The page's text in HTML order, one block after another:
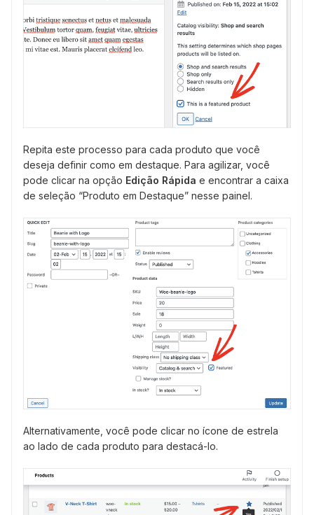
Repita este processo para cada produto que você
deseja definir como em destaque. Para agilizar, você
pode clicar na opção Edição Rápida e encontrar a caixa
de seleção “Produto em Destaque” nesse painel.
Alternativamente, você pode clicar no ícone de estrela
ao lado de cada produto para destacá-lo.